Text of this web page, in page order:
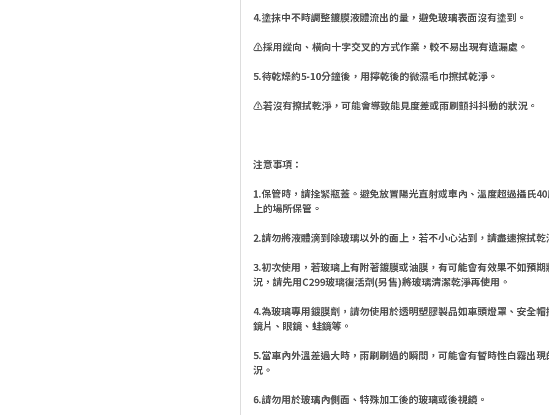
4.塗抹中不時調整鍍膜液體流出的量，避免玻璃表面沒有塗到。
⚠️採用縱向、橫向十字交叉的方式作業，較不易出現有遺漏處。
5.待乾燥約5-10分鐘後，用擰乾後的微濕毛巾擦拭乾淨。
⚠️若沒有擦拭乾淨，可能會導致能見度差或雨刷顫抖抖動的狀況。
注意事項：
1.保管時，請拴緊瓶蓋。避免放置陽光直射或車內、溫度超過攝氏
上的場所保管。
2.請勿將液體滴到除玻璃以外的面上，若不小心沾到，請盡速擦拭乾
3.初次使用，若玻璃上有附著鍍膜或油膜，有可能會有效果不如預期
況，請先用C299玻璃復活劑(另售)將玻璃清潔乾淨再使用。
4.為玻璃專用鍍膜劑，請勿使用於透明塑膠製品如車頭燈罩、安全帽
鏡片、眼鏡、蛙鏡等。
5.當車內外溫差過大時，雨刷刷過的瞬間，可能會有暫時性白霧出現
況。
6.請勿用於玻璃內側面、特殊加工後的玻璃或後視鏡。